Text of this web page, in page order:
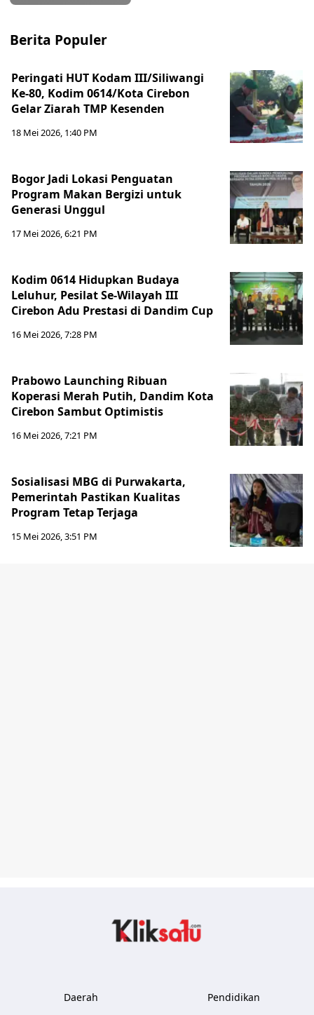
Berita Populer
Peringati HUT Kodam III/Siliwangi
Ke-80, Kodim 0614/Kota Cirebon
Gelar Ziarah TMP Kesenden
18 Mei 2026, 1:40 PM
Bogor Jadi Lokasi Penguatan
Program Makan Bergizi untuk
Generasi Unggul
17 Mei 2026, 6:21 PM
Kodim 0614 Hidupkan Budaya
Leluhur, Pesilat Se-Wilayah III
Cirebon Adu Prestasi di Dandim Cup
16 Mei 2026, 7:28 PM
Prabowo Launching Ribuan
Koperasi Merah Putih, Dandim Kota
Cirebon Sambut Optimistis
16 Mei 2026, 7:21 PM
Sosialisasi MBG di Purwakarta,
Pemerintah Pastikan Kualitas
Program Tetap Terjaga
15 Mei 2026, 3:51 PM
Daerah Pendidikan